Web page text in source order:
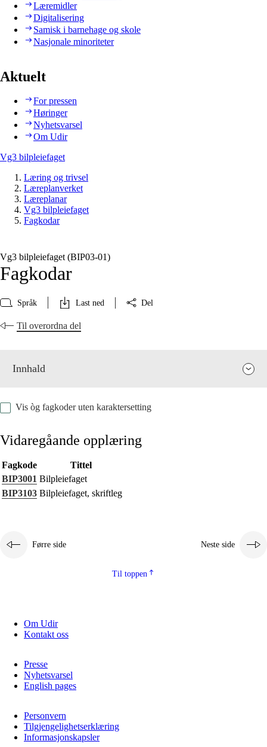
Læremidler
Digitalisering
Samisk i barnehage og skole
Nasjonale minoriteter
Aktuelt
For pressen
Høringer
Nyhetsvarsel
Om Udir
Vg3 bilpleiefaget
Læring og trivsel
Læreplanverket
Læreplanar
Vg3 bilpleiefaget
Fagkodar
Vg3 bilpleiefaget (BIP03‑01)
Fagkodar
Språk Last ned Del
Til overordna del
Innhald
Fagrelevans og sentrale verdiar
Kjerneelement
Vis òg fagkoder uten karaktersetting
Vidaregåande opplæring
Fagkode
Tittel
BIP3001 Bilpleiefaget
BIP3103 Bilpleiefaget, skriftleg
Førre side Neste side
Til toppen
Om Udir
Kontakt oss
Presse
Nyhetsvarsel
English pages
Personvern
Tilgjengelighetserklæring
Informasjonskapsler